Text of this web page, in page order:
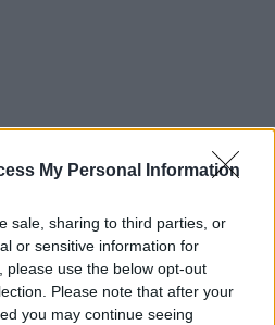
My Personal Information
sale, sharing to third parties, or
or sensitive information for
please use the below opt-out
Please note that after your
you may continue seeing